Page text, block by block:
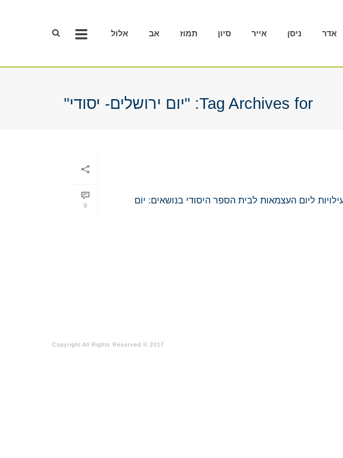
אדר ניסן אייר סיון תמוז אב אלול
Tag Archives for: "יום ירושלים- יסודי"
0
ליום העצמאות לבית הספר היסודי בנושאים: יוֹם
Copyright All Rights Reserved © 2017